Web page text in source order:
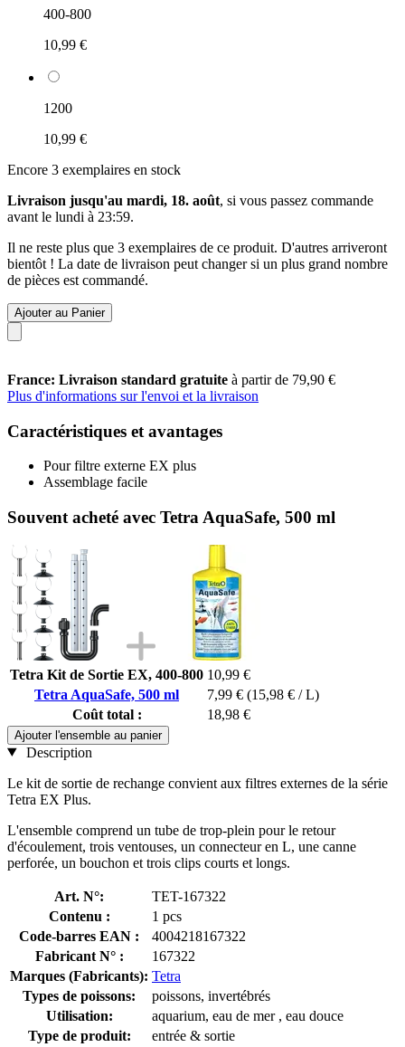
400-800
10,99 €
1200
10,99 €
Encore 3 exemplaires en stock
Livraison jusqu'au mardi, 18. août, si vous passez commande
avant le lundi à 23:59.
Il ne reste plus que 3 exemplaires de ce produit. D'autres arriveront
bientôt ! La date de livraison peut changer si un plus grand nombre
de pièces est commandé.
Ajouter au Panier
France: Livraison standard gratuite à partir de 79,90 €
Plus d'informations sur l'envoi et la livraison
Caractéristiques et avantages
Pour filtre externe EX plus
Assemblage facile
Souvent acheté avec Tetra AquaSafe, 500 ml
Tetra Kit de Sortie EX, 400-800 10,99 €
Tetra AquaSafe, 500 ml
7,99 € (15,98 € / L)
Coût total :
18,98 €
Ajouter l'ensemble au panier
Description
Le kit de sortie de rechange convient aux filtres externes de la série
Tetra EX Plus.
L'ensemble comprend un tube de trop-plein pour le retour
d'écoulement, trois ventouses, un connecteur en L, une canne
perforée, un bouchon et trois clips courts et longs.
Art. N°:
TET-167322
Contenu :
1 pcs
Code-barres EAN :
4004218167322
Fabricant N° :
167322
Marques (Fabricants): Tetra
Types de poissons:
poissons, invertébrés
Utilisation:
aquarium, eau de mer , eau douce
Type de produit:
entrée & sortie